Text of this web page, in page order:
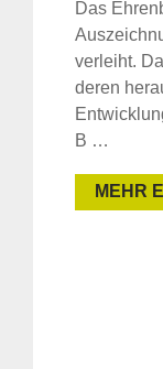
Das
verleiht.
deren
B …
MEHR